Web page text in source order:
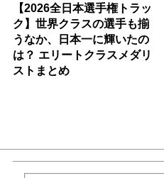
【2026全日本選手権トラッ
ク】世界クラスの選手も揃
うなか、日本一に輝いたの
は？ エリートクラスメダリ
ストまとめ